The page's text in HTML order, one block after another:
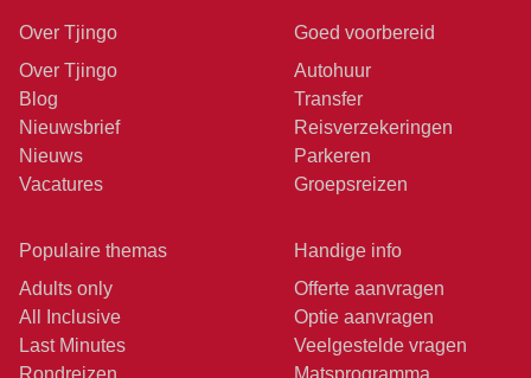
Over Tjingo
Over Tjingo
Blog
Nieuwsbrief
Nieuws
Vacatures
Goed voorbereid
Autohuur
Transfer
Reisverzekeringen
Parkeren
Groepsreizen
Populaire themas
Adults only
All Inclusive
Last Minutes
Rondreizen
Handige info
Offerte aanvragen
Optie aanvragen
Veelgestelde vragen
Matsprogramma